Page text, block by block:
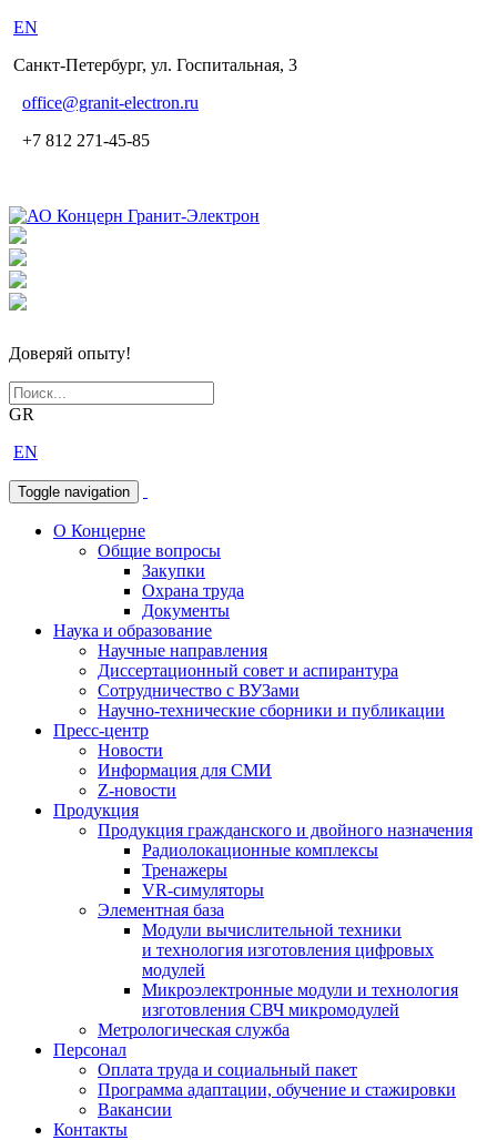
EN
Санкт-Петербург, ул. Госпитальная, 3
office@granit-electron.ru
+7 812 271-45-85
Доверяй опыту!
GR
EN
Toggle navigation
О Концерне
Общие вопросы
Закупки
Охрана труда
Документы
Наука и образование
Научные направления
Диссертационный совет и аспирантура
Сотрудничество с ВУЗами
Научно-технические сборники и публикации
Пресс-центр
Новости
Информация для СМИ
Z-новости
Продукция
Продукция гражданского и двойного назначения
Радиолокационные комплексы
Тренажеры
VR-симуляторы
Элементная база
Модули вычислительной техники
и технология изготовления цифровых
модулей
Микроэлектронные модули и технология
изготовления СВЧ микромодулей
Метрологическая служба
Персонал
Оплата труда и социальный пакет
Программа адаптации, обучение и стажировки
Вакансии
Контакты